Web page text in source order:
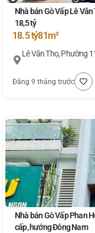
Nhà bán Gò Vấp Lê
18,5 tỷ
18.5 tỷ81m²
Lê Văn Thọ,
Đăng 9 tháng trước
Nhà bán Gò Vấp Phan
cấp, hướng Đông Nam